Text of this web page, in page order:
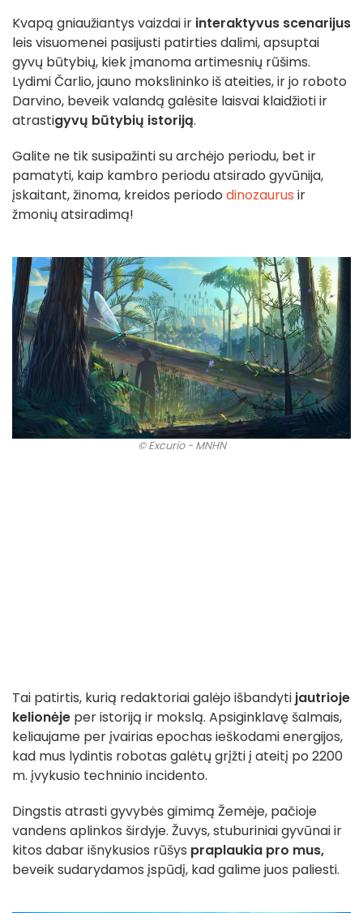
Kvapą gniaužiantys vaizdai ir interaktyvus scenarijus
leis visuomenei pasijusti patirties dalimi, apsuptai
gyvų būtybių, kiek įmanoma artimesnių rūšims.
Lydimi Čarlio, jauno mokslininko iš ateities, ir jo roboto
Darvino, beveik valandą galėsite laisvai klaidžioti ir
atrastigyvų būtybių istoriją.
Galite ne tik susipažinti su archėjo periodu, bet ir
pamatyti, kaip kambro periodu atsirado gyvūnija,
įskaitant, žinoma, kreidos periodo dinozaurus ir
žmonių atsiradimą!
© Excurio - MNHN
Tai patirtis, kurią redaktoriai galėjo išbandyti jautrioje
kelionėje per istoriją ir mokslą. Apsiginklavę šalmais,
keliaujame per įvairias epochas ieškodami energijos,
kad mus lydintis robotas galėtų grįžti į ateitį po 2200
m. įvykusio techninio incidento.
Dingstis atrasti gyvybės gimimą Žemėje, pačioje
vandens aplinkos širdyje. Žuvys, stuburiniai gyvūnai ir
kitos dabar išnykusios rūšys praplaukia pro mus,
beveik sudarydamos įspūdį, kad galime juos paliesti.